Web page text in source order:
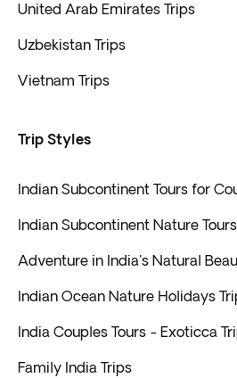
United Arab Emirates Trips
Uzbekistan Trips
Vietnam Trips
Trip Styles
Indian Subcontinent Tours for
Indian Subcontinent Nature
Adventure in India's Natural
Indian Ocean Nature Holidays
India Couples Tours - Exoticca
Family India Trips